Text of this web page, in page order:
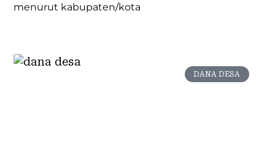
menurut kabupaten/kota
DANA DESA